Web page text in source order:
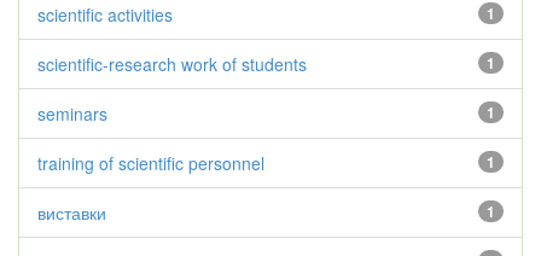
1
scientific activities
1
scientific-research work of students
1
seminars
1
training of scientific personnel
1
виставки